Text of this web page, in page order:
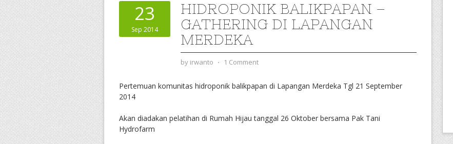
23
Sep 2014
HIDROPONIK BALIKPAPAN –
GATHERING DI LAPANGAN
MERDEKA
by irwanto ⋅ 1 Comment
Pertemuan komunitas hidroponik balikpapan di Lapangan Merdeka Tgl 21 September
2014
Akan diadakan pelatihan di Rumah Hijau tanggal 26 Oktober bersama Pak Tani
Hydrofarm